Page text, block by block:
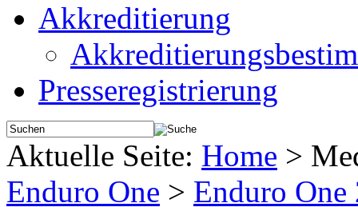
Akkreditierung
Presseregistrierung
Aktuelle Seite: Home >
Enduro One > Enduro One